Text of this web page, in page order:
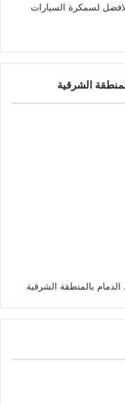
لسمكرة السيارات
الشرقية
بالمنطقة الشرقية